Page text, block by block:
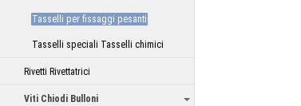
Tasselli per fissaggi pesanti
Tasselli speciali Tasselli chimici
Rivetti Rivettatrici
Viti Chiodi Bulloni